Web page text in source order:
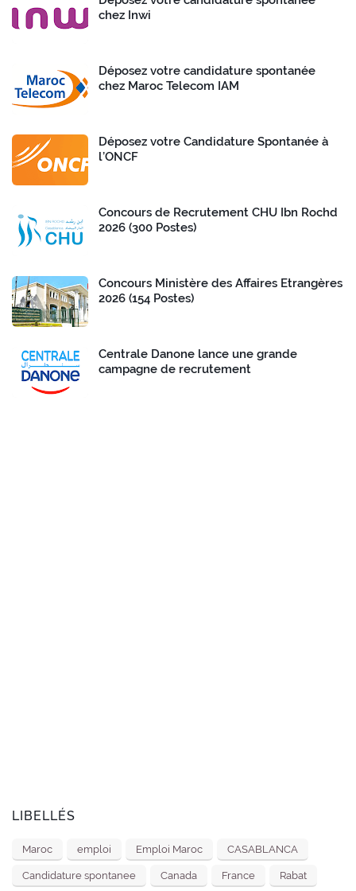
chez Inwi
Déposez votre candidature spontanée
chez Maroc Telecom IAM
Déposez votre Candidature Spontanée à
l’ONCF
Concours de Recrutement CHU Ibn Rochd
2026 (300 Postes)
Concours Ministère des Affaires Etrangères
2026 (154 Postes)
Centrale Danone lance une grande
campagne de recrutement
LIBELLÉS
Maroc emploi Emploi Maroc CASABLANCA
Candidature spontanee Canada France Rabat